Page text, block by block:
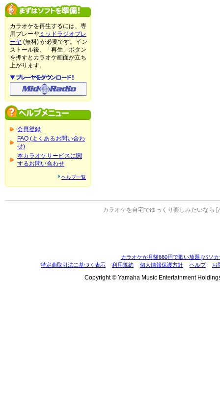
カラオケを再生するには、専
用プレーヤ ミッドラジオプレ
ーヤ (無料) が必要です。イン
ストール後、「再生」ボタン
を押すとカラオケ画面が立ち
上がります。
会員登録
FAQ (よくあるお問い合わ
せ)
本カラオケサービスに関
するお問い合わせ
ヘルプ一覧
カラオケを自宅でゆっくり楽しみたいなら [
カラオケが月額660円で歌い放題 [パソ
特定商取引法に基づく表示
利用規約 個人情報保護方針 ヘルプ お
Copyright © Yamaha Music Entertainment